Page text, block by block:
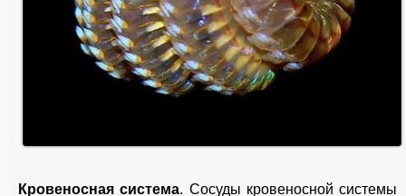
Кровеносная система. Сосуды кровеносной системы